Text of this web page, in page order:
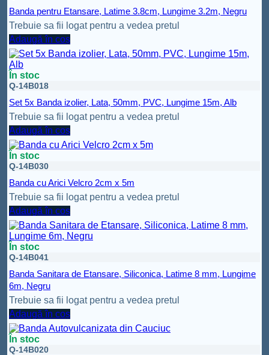
Banda pentru Etansare, Latime 3.8cm, Lungime 3.2m, Negru
Trebuie sa fii logat pentru a vedea pretul
Adaugă în coș
În stoc
Q-14B018
Set 5x Banda izolier, Lata, 50mm, PVC, Lungime 15m, Alb
Trebuie sa fii logat pentru a vedea pretul
Adaugă în coș
În stoc
Q-14B030
Banda cu Arici Velcro 2cm x 5m
Trebuie sa fii logat pentru a vedea pretul
Adaugă în coș
În stoc
Q-14B041
Banda Sanitara de Etansare, Siliconica, Latime 8 mm, Lungime
6m, Negru
Trebuie sa fii logat pentru a vedea pretul
Adaugă în coș
În stoc
Q-14B020